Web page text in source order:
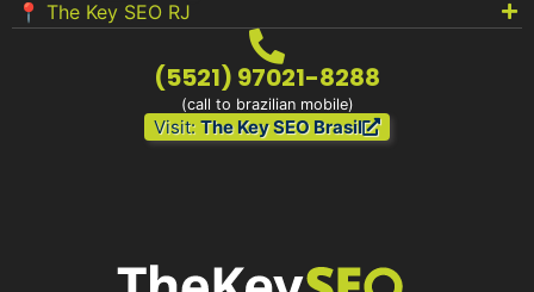
📍 The Key SEO RJ
(5521) 97021-8288
(call to brazilian mobile)
Visit: The Key SEO Brasil